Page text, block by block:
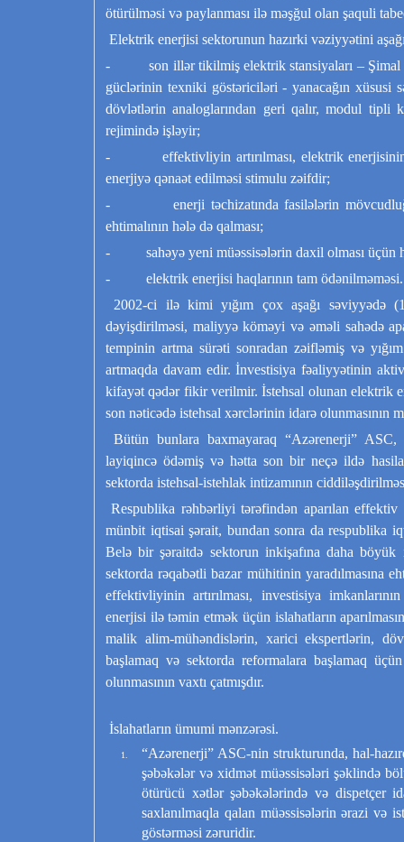
ötürülməsi və paylanması ilə məşğul olan şaquli
Elektrik enerjisi sektorunun hazırki vəziyyətini
- son illər tikilmiş elektrik stansiyaları – Şimal və
güclərinin texniki göstəriciləri - yanacağın xüsusi
dövlətlərin analoglarından geri qalır, modul tipli
rejimində işləyir;
- effektivliyin artırılması, elektrik enerjisinin
enerjiyə qənaət edilməsi stimulu zəifdir;
- enerji təchizatında fasilələrin mövcudluğu,
ehtimalının hələ də qalması;
- sahəyə yeni müəssisələrin daxil olması üçün
- elektrik enerjisi haqlarının tam ödənilməməsi.
2002-ci ilə kimi yığım çox aşağı səviyyədə
dəyişdirilməsi, maliyyə köməyi və əməli sahədə
tempinin artma sürəti sonradan zəifləmiş və
artmaqda davam edir. İnvestisiya fəaliyyətinin
kifayət qədər fikir verilmir. İstehsal olunan elektrik
son nəticədə istehsal xərclərinin idarə olunmasının
Bütün bunlara baxmayaraq “Azərenerji” ASC,
layiqincə ödəmiş və hətta son bir neçə ildə
sektorda istehsal-istehlak intizamının
Respublika rəhbərliyi tərəfindən aparılan
münbit iqtisai şərait, bundan sonra da respublika
Belə bir şəraitdə sektorun inkişafına daha böyük
sektorda rəqabətli bazar mühitinin yaradılmasına
effektivliyinin artırılması, investisiya
enerjisi ilə təmin etmək üçün islahatların
malik alim-mühəndislərin, xarici ekspertlərin,
başlamaq və sektorda reformalara başlamaq
olunmasının vaxtı çatmışdır.
İslahatların ümumi mənzərəsi.
“Azərenerji” ASC-nin strukturunda, hal-
şəbəkələr və xidmət müəssisələri şəklində
ötürücü xətlər şəbəkələrində və dispetçer
saxlanılmaqla qalan müəssisələrin ərazi və
göstərməsi zəruridir.